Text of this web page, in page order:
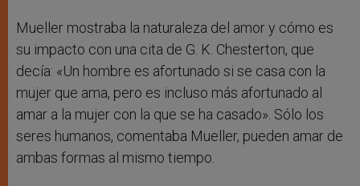
Mueller mostraba la naturaleza del amor y cómo es
su impacto con una cita de G. K. Chesterton, que
decía: «Un hombre es afortunado si se casa con la
mujer que ama, pero es incluso más afortunado al
amar a la mujer con la que se ha casado». Sólo los
seres humanos, comentaba Mueller, pueden amar de
ambas formas al mismo tiempo.